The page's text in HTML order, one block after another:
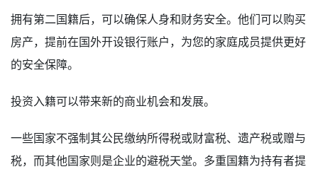
拥有第二国籍后，可以确保人身和财务安全。他们可以购买
房产，提前在国外开设银行账户，为您的家庭成员提供更好
的安全保障。
投资入籍可以带来新的商业机会和发展。
一些国家不强制其公民缴纳所得税或财富税、遗产税或赠与
税，而其他国家则是企业的避税天堂。多重国籍为持有者提